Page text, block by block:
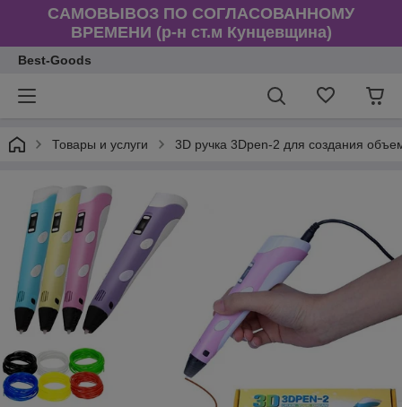
САМОВЫВОЗ ПО СОГЛАСОВАННОМУ
ВРЕМЕНИ (р-н ст.м Кунцевщина)
Best-Goods
Товары и услуги 3D ручка 3Dpen-2 для создания